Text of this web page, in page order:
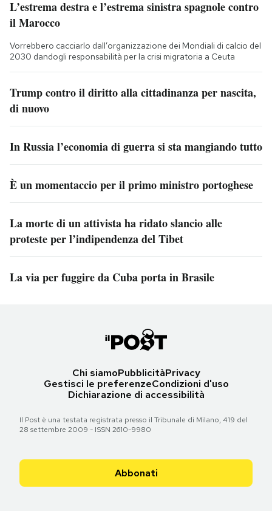
L’estrema destra e l’estrema sinistra spagnole contro
il Marocco
Vorrebbero cacciarlo dall’organizzazione dei Mondiali di calcio del
2030 dandogli responsabilità per la crisi migratoria a Ceuta
Trump contro il diritto alla cittadinanza per nascita,
di nuovo
In Russia l’economia di guerra si sta mangiando tutto
È un momentaccio per il primo ministro portoghese
La morte di un attivista ha ridato slancio alle
proteste per l’indipendenza del Tibet
La via per fuggire da Cuba porta in Brasile
Chi siamoPubblicitàPrivacy
Gestisci le preferenzeCondizioni d'uso
Dichiarazione di accessibilità
Il Post è una testata registrata presso il Tribunale di Milano, 419 del
28 settembre 2009 - ISSN 2610-9980
Abbonati